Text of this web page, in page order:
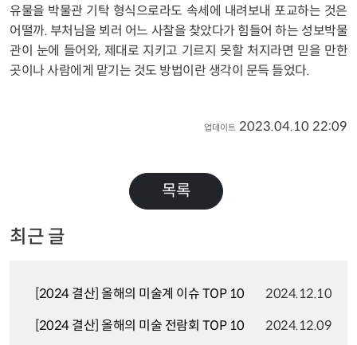
유물을 박물관 기탁 형식으로라도 속세에 내려보내 포교하는 것은
어떨까. 부처님을 뵈러 어느 사찰을 찾았다가 힘들어 하는 성보박물
관이 눈에 들어와, 제대로 지키고 기르지 못할 처지라면 믿을 만한
곳이나 사람에게 맡기는 것도 방법이란 생각이 문득 들었다.
업데이트 2023.04.10 22:09
목록
최근 글
[2024 결산] 올해의 미술계 이슈 TOP 10
2024.12.10
[2024 결산] 올해의 미술 전람회 TOP 10
2024.12.09